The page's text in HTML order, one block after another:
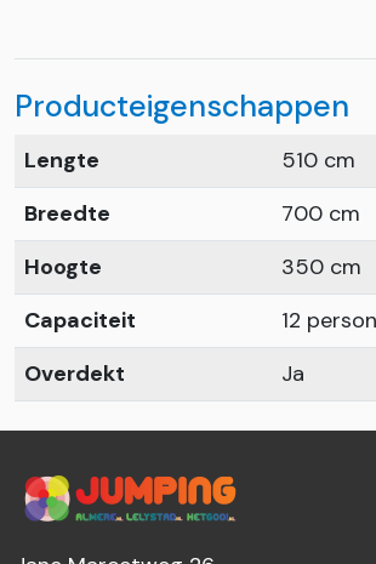
Producteigenschappen
Lengte
510 cm
Breedte
700 cm
Hoogte
350 cm
Capaciteit
12
Overdekt
Ja